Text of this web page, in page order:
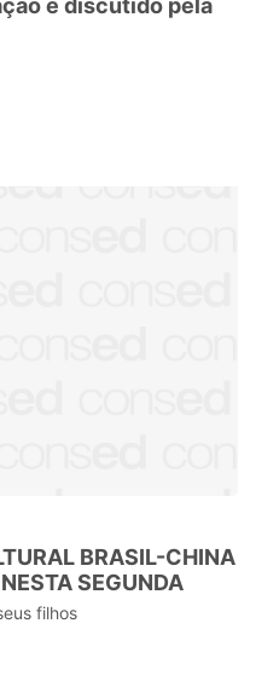
é discutido pela
BRASIL-CHINA
SEGUNDA
filhos